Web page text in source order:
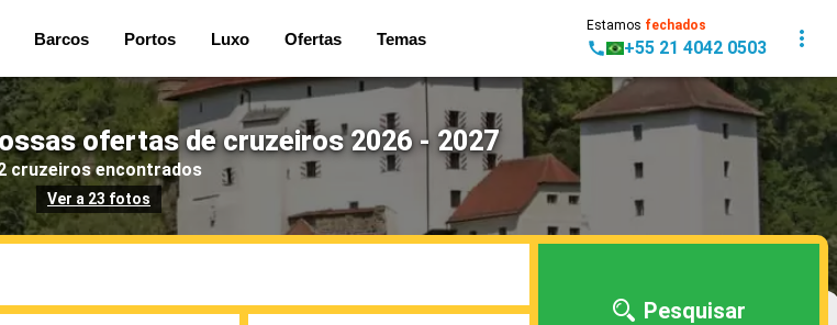
Barcos Portos Luxo Ofertas Temas
Estamos fechados
+55 21 4042 0503
ofertas de cruzeiros 2026 - 2027
cruzeiros encontrados
Ver a 23 fotos
Pesquisar